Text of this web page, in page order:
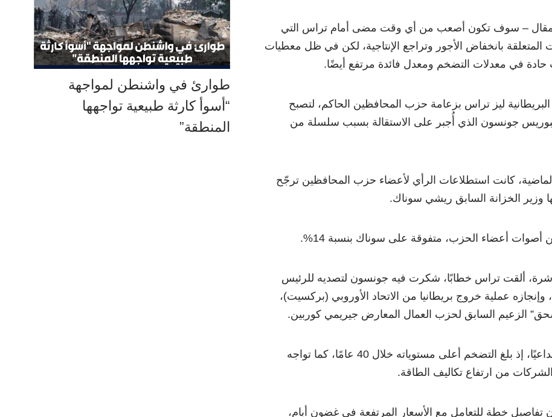
– سوف تكون أصعب من أي وقت مضى أمام تراس التي
بانخفاض الأجور وتراجع الإنتاجية، لكن في ظل معطيات
حادة في معدلات التضخم ومعدل فائدة مرتفع أيضًا.
ليز تراس بزعامة حزب المحافظين الحاكم، لتصبح
جونسون الذي أُجبر على الاستقالة بسبب سلسلة من
الماضية، كانت استطلاعات الرأي لأعضاء حزب المحافظين ترجّح
وزير الخزانة السابق ريشي سوناك.
ألقت تراس خطابًا، شكرت فيه جونسون لتصديه للرئيس
وإنجازه عملية خروج بريطانيا من الاتحاد الأوروبي (بركسيت)،
الزعيم السابق لحزب العمال المعارض جيريمي كوربين.
وترثُ تراس اقتصادًا متداعيًا، إذ بلغ التضخم أعلى مستوياته خلال 40 عامًا، كما تواجه
من ارتفاع تكاليف الطاقة.
خطة للتعامل مع الأسعار المرتفعة في غضون أيام،
طوارئ في واشنطن لمواجهة
“أسوأ كارثة طبيعية تواجهها
المنطقة”